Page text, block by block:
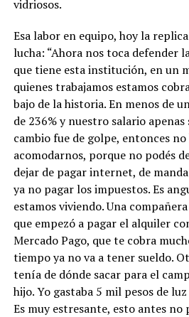
vidriosos.
Esa labor en equipo, hoy la
lucha: “Ahora nos toca defender
que tiene esta institución, en un
quienes trabajamos estamos
bajo de la historia. En menos de
de 236% y nuestro salario apenas
cambio fue de golpe, entonces
acomodarnos, porque no podés
dejar de pagar internet, de
ya no pagar los impuestos. Es
estamos viviendo. Una
que empezó a pagar el alquiler
Mercado Pago, que te cobra
tiempo ya no va a tener sueldo.
tenía de dónde sacar para el
hijo. Yo gastaba 5 mil pesos de
Es muy estresante, esto antes no